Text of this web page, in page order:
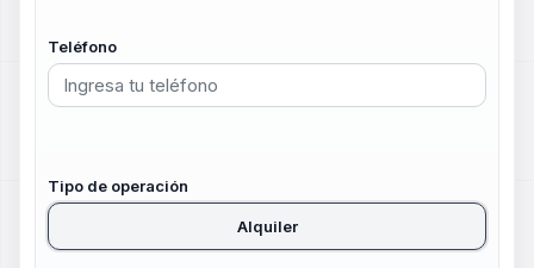
Teléfono
Tipo de operación
Alquiler